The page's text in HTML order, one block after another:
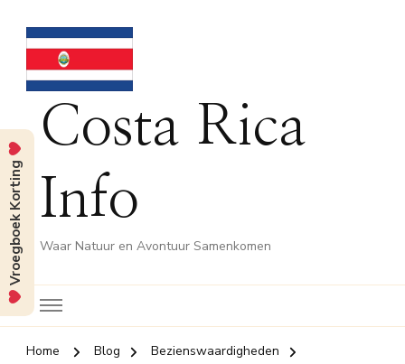
Costa Rica
Info
Waar Natuur en Avontuur Samenkomen
Home Blog
Bezienswaardigheden
Vroegboek Korting